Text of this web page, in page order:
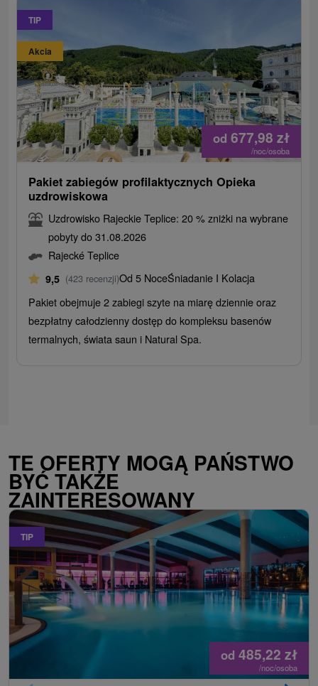
TIP
Akcia
od 677,98 zł
/noc/osoba
Pakiet zabiegów profilaktycznych Opieka
uzdrowiskowa
Uzdrowisko Rajeckie Teplice: 20 % zniżki na wybrane
pobyty do 31.08.2026
Rajecké Teplice
9,5 (423 recenzji)Od 5 NoceŚniadanie I Kolacja
Pakiet obejmuje 2 zabiegi szyte na miarę dziennie oraz
bezpłatny całodzienny dostęp do kompleksu basenów
termalnych, świata saun i Natural Spa.
TE OFERTY MOGĄ PAŃSTWO
BYĆ TAKŻE
ZAINTERESOWANY
TIP
od 485,22 zł
/noc/osoba